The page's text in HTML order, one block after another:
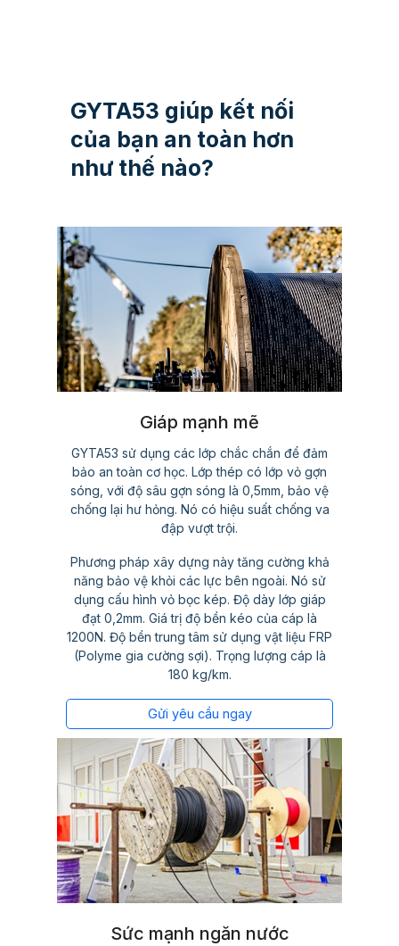
GYTA53 giúp kết nối
của bạn an toàn hơn
như thế nào?
Giáp mạnh mẽ
GYTA53 sử dụng các lớp chắc chắn để đảm
bảo an toàn cơ học. Lớp thép có lớp vỏ gợn
sóng, với độ sâu gợn sóng là 0,5mm, bảo vệ
chống lại hư hỏng. Nó có hiệu suất chống va
đập vượt trội.
Phương pháp xây dựng này tăng cường khả
năng bảo vệ khỏi các lực bên ngoài. Nó sử
dụng cấu hình vỏ bọc kép. Độ dày lớp giáp
đạt 0,2mm. Giá trị độ bền kéo của cáp là
1200N. Độ bền trung tâm sử dụng vật liệu FRP
(Polyme gia cường sợi). Trọng lượng cáp là
180 kg/km.
Gửi yêu cầu ngay
Sức mạnh ngăn nước